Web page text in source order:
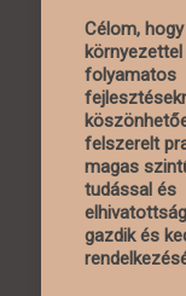
Célom,
folyamatos
felszerelt
magas
tudással és
gazdik és